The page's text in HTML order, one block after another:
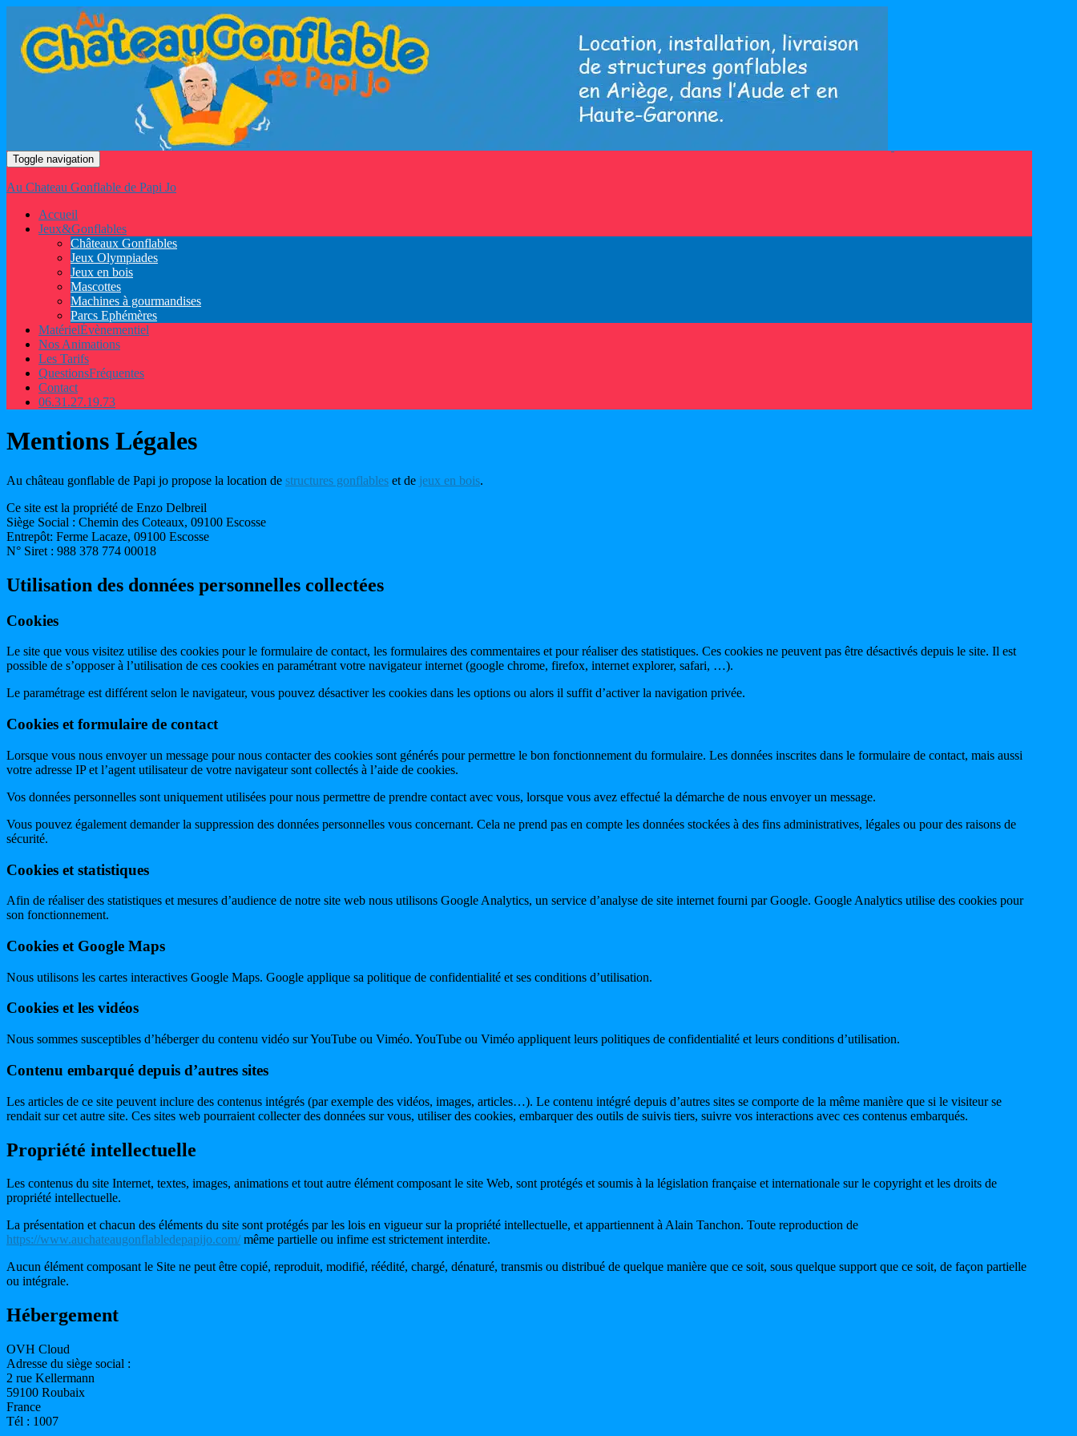
Toggle navigation
Au Chateau Gonflable de Papi Jo
Accueil
Jeux&Gonflables
Châteaux Gonflables
Jeux Olympiades
Jeux en bois
Mascottes
Machines à gourmandises
Parcs Ephémères
MatérielÉvènementiel
Nos Animations
Les Tarifs
QuestionsFréquentes
Contact
06.31.27.19.73
Mentions Légales
Au château gonflable de Papi jo propose la location de structures gonflables et de jeux en bois.
Ce site est la propriété de Enzo Delbreil
Siège Social : Chemin des Coteaux, 09100 Escosse
Entrepôt: Ferme Lacaze, 09100 Escosse
N° Siret : 988 378 774 00018
Utilisation des données personnelles collectées
Cookies
Le site que vous visitez utilise des cookies pour le formulaire de contact, les formulaires des commentaires et pour réaliser des statistiques. Ces cookies ne peuvent pas être désactivés depuis le site. Il est
possible de s’opposer à l’utilisation de ces cookies en paramétrant votre navigateur internet (google chrome, firefox, internet explorer, safari, …).
Le paramétrage est différent selon le navigateur, vous pouvez désactiver les cookies dans les options ou alors il suffit d’activer la navigation privée.
Cookies et formulaire de contact
Lorsque vous nous envoyer un message pour nous contacter des cookies sont générés pour permettre le bon fonctionnement du formulaire. Les données inscrites dans le formulaire de contact, mais aussi
votre adresse IP et l’agent utilisateur de votre navigateur sont collectés à l’aide de cookies.
Vos données personnelles sont uniquement utilisées pour nous permettre de prendre contact avec vous, lorsque vous avez effectué la démarche de nous envoyer un message.
Vous pouvez également demander la suppression des données personnelles vous concernant. Cela ne prend pas en compte les données stockées à des fins administratives, légales ou pour des raisons de
sécurité.
Cookies et statistiques
Afin de réaliser des statistiques et mesures d’audience de notre site web nous utilisons Google Analytics, un service d’analyse de site internet fourni par Google. Google Analytics utilise des cookies pour
son fonctionnement.
Cookies et Google Maps
Nous utilisons les cartes interactives Google Maps. Google applique sa politique de confidentialité et ses conditions d’utilisation.
Cookies et les vidéos
Nous sommes susceptibles d’héberger du contenu vidéo sur YouTube ou Viméo. YouTube ou Viméo appliquent leurs politiques de confidentialité et leurs conditions d’utilisation.
Contenu embarqué depuis d’autres sites
Les articles de ce site peuvent inclure des contenus intégrés (par exemple des vidéos, images, articles…). Le contenu intégré depuis d’autres sites se comporte de la même manière que si le visiteur se
rendait sur cet autre site. Ces sites web pourraient collecter des données sur vous, utiliser des cookies, embarquer des outils de suivis tiers, suivre vos interactions avec ces contenus embarqués.
Propriété intellectuelle
Les contenus du site Internet, textes, images, animations et tout autre élément composant le site Web, sont protégés et soumis à la législation française et internationale sur le copyright et les droits de
propriété intellectuelle.
La présentation et chacun des éléments du site sont protégés par les lois en vigueur sur la propriété intellectuelle, et appartiennent à Alain Tanchon. Toute reproduction de
https://www.auchateaugonflabledepapijo.com/ même partielle ou infime est strictement interdite.
Aucun élément composant le Site ne peut être copié, reproduit, modifié, réédité, chargé, dénaturé, transmis ou distribué de quelque manière que ce soit, sous quelque support que ce soit, de façon partielle
ou intégrale.
Hébergement
OVH Cloud
Adresse du siège social :
2 rue Kellermann
59100 Roubaix
France
Tél : 1007